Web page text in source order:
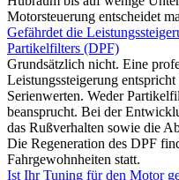
Motorsteuerung entscheidet
Gefährdet die
Partikelfilters (DPF)
Grundsätzlich nicht. Eine
Leistungssteigerung
Serienwerten. Weder
beansprucht. Bei der
das Rußverhalten sowie die
Die Regeneration des DPF
Fahrgewohnheiten statt.
Ist Ihr Tuning für den Motor